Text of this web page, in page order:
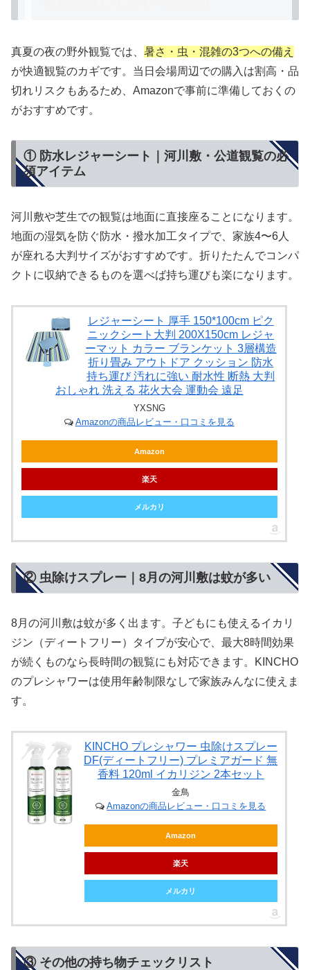
真夏の夜の野外観覧では、 暑さ・虫・混雑の3つへの備え
が快適観覧のカギです。当日会場周辺での購入は割高・品
切れリスクもあるため、Amazonで事前に準備しておくの
がおすすめです。
① 防水レジャーシート｜河川敷・公道観覧の必
須アイテム
河川敷や芝生での観覧は地面に直接座ることになります。
地面の湿気を防ぐ防水・撥水加工タイプで、家族4〜6人
が座れる大判サイズがおすすめです。折りたたんでコンパ
クトに収納できるものを選べば持ち運びも楽になります。
レジャーシート 厚手 150*100cm ピク
ニックシート大判 200X150cm レジャ
ーマット カラー ブランケット 3層構造
折り畳み アウトドア クッション 防水
持ち運び 汚れに強い 耐水性 断熱 大判
おしゃれ 洗える 花火大会 運動会 遠足
YXSNG
Amazonの商品レビュー・口コミを見る
Amazon
楽天
メルカリ
② 虫除けスプレー｜8月の河川敷は蚊が多い
8月の河川敷は蚊が多く出ます。子どもにも使えるイカリ
ジン（ディートフリー）タイプが安心で、最大8時間効果
が続くものなら長時間の観覧にも対応できます。KINCHO
のプレシャワーは使用年齢制限なしで家族みんなに使えま
す。
KINCHO プレシャワー 虫除けスプレー
DF(ディートフリー) プレミアガード 無
香料 120ml イカリジン 2本セット
金鳥
Amazonの商品レビュー・口コミを見る
Amazon
楽天
メルカリ
③ その他の持ち物チェックリスト